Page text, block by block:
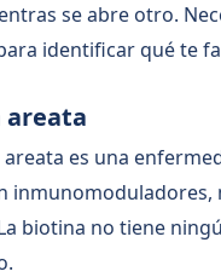
se abre otro.
identificar qué te
areata
areata es una
inmunomoduladores,
biotina no tiene